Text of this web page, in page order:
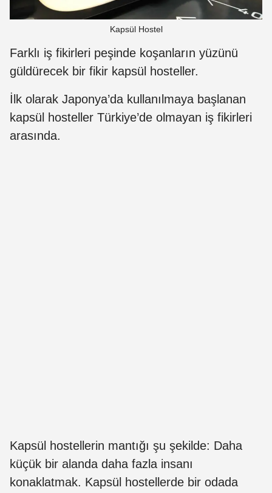
Kapsül Hostel
Farklı iş fikirleri peşinde koşanların yüzünü
güldürecek bir fikir kapsül hosteller.
İlk olarak Japonya’da kullanılmaya başlanan
kapsül hosteller Türkiye’de olmayan iş fikirleri
arasında.
Kapsül hostellerin mantığı şu şekilde: Daha
küçük bir alanda daha fazla insanı
konaklatmak. Kapsül hostellerde bir odada